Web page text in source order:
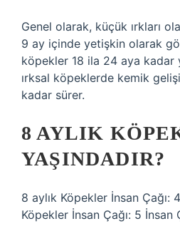
Genel olarak, küçük ırkları
9 ay içinde yetişkin olarak
köpekler 18 ila 24 aya kadar
ırksal köpeklerde kemik
kadar sürer.
8 AYLIK
YAŞINDADIR?
8 aylık Köpekler İnsan Çağı:
Köpekler İnsan Çağı: 5 İnsan